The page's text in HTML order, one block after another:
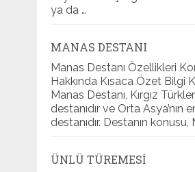
ya da …
MANAS DESTANI
Manas Destanı Özellikleri
Hakkında Kısaca Özet Bilgi
Manas Destanı, Kırgız
destanıdır ve Orta Asya’nın
destanıdır. Destanın konusu,
ÜNLÜ TÜREMESI